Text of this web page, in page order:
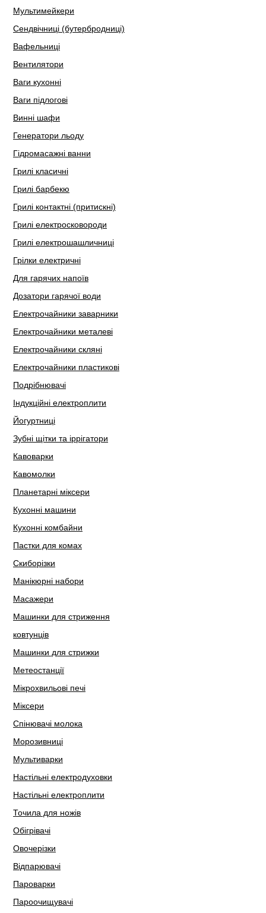
Мультимейкери
Сендвічниці (бутербродниці)
Вафельниці
Вентилятори
Ваги кухонні
Ваги підлогові
Винні шафи
Генератори льоду
Гідромасажні ванни
Грилі класичні
Грилі барбекю
Грилі контактні (притискні)
Грилі електросковороди
Грилі електрошашличниці
Грілки електричні
Для гарячих напоїв
Дозатори гарячої води
Електрочайники заварники
Електрочайники металеві
Електрочайники скляні
Електрочайники пластикові
Подрібнювачі
Індукційні електроплити
Йогуртниці
Зубні щітки та іррігатори
Кавоварки
Кавомолки
Планетарні міксери
Кухонні машини
Кухонні комбайни
Пастки для комах
Скиборізки
Манікюрні набори
Масажери
Машинки для стриження
ковтунців
Машинки для стрижки
Метеостанції
Мікрохвильові печі
Міксери
Спінювачі молока
Морозивниці
Мультиварки
Настільні електродуховки
Настільні електроплити
Точила для ножів
Обігрівачі
Овочерізки
Відпарювачі
Пароварки
Пароочищувачі